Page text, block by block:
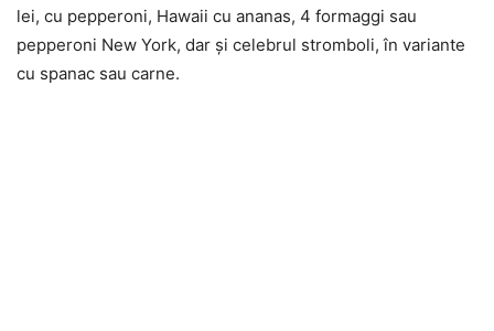
lei, cu pepperoni, Hawaii cu ananas, 4 formaggi sau
pepperoni New York, dar şi celebrul stromboli, în variante
cu spanac sau carne.